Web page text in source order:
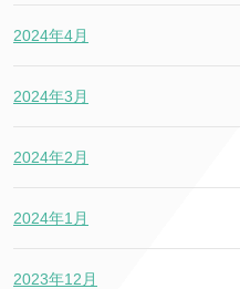
2024年4月
2024年3月
2024年2月
2024年1月
2023年12月